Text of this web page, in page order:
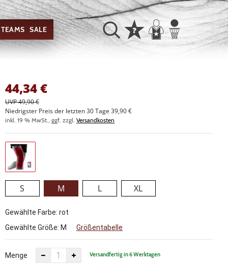
TEAMS SALE
44,34€
UVP 49,90 €
Niedrigster Preis der letzten 30 Tage 39,90 €
inkl. 19 % MwSt., ggf. zzgl. Versandkosten
S M L XL
Gewählte Farbe: rot
Gewählte Größe: M Größentabelle
Menge Versandfertig in 6 Werktagen